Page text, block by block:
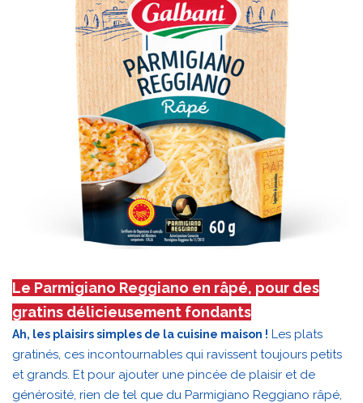
Le Parmigiano Reggiano en râpé, pour des
gratins délicieusement fondants
Ah, les plaisirs simples de la cuisine maison ! Les plats
gratinés, ces incontournables qui ravissent toujours petits
et grands. Et pour ajouter une pincée de plaisir et de
générosité, rien de tel que du Parmigiano Reggiano râpé,